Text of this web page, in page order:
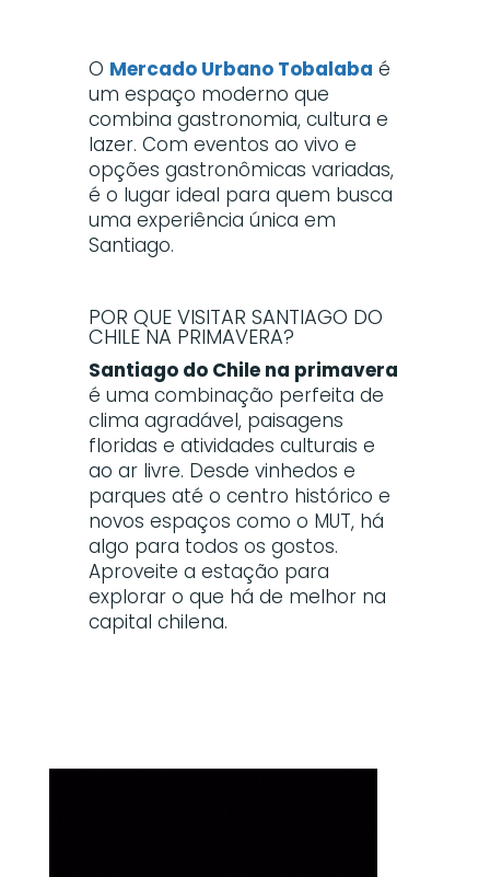
O Mercado Urbano Tobalaba é
um espaço moderno que
combina gastronomia, cultura e
lazer. Com eventos ao vivo e
opções gastronômicas variadas,
é o lugar ideal para quem busca
uma experiência única em
Santiago.
POR QUE VISITAR SANTIAGO DO
CHILE NA PRIMAVERA?
Santiago do Chile na primavera
é uma combinação perfeita de
clima agradável, paisagens
floridas e atividades culturais e
ao ar livre. Desde vinhedos e
parques até o centro histórico e
novos espaços como o MUT, há
algo para todos os gostos.
Aproveite a estação para
explorar o que há de melhor na
capital chilena.